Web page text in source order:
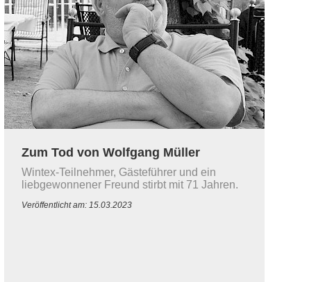
Zum Tod von Wolfgang Müller
Wintex-Teilnehmer, Gästeführer und ein
liebgewonnener Freund stirbt mit 71 Jahren.
Veröffentlicht am: 15.03.2023